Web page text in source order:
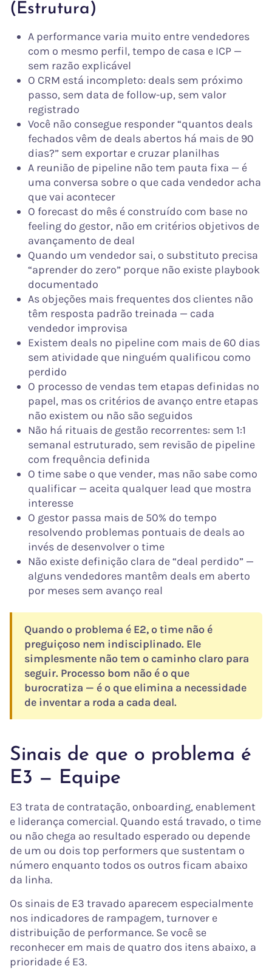
(Estrutura)
A performance varia muito entre vendedores
com o mesmo perfil, tempo de casa e ICP —
sem razão explicável
O CRM está incompleto: deals sem próximo
passo, sem data de follow-up, sem valor
registrado
Você não consegue responder “quantos deals
fechados vêm de deals abertos há mais de 90
dias?” sem exportar e cruzar planilhas
A reunião de pipeline não tem pauta fixa — é
uma conversa sobre o que cada vendedor acha
que vai acontecer
O forecast do mês é construído com base no
feeling do gestor, não em critérios objetivos de
avançamento de deal
Quando um vendedor sai, o substituto precisa
“aprender do zero” porque não existe playbook
documentado
As objeções mais frequentes dos clientes não
têm resposta padrão treinada — cada
vendedor improvisa
Existem deals no pipeline com mais de 60 dias
sem atividade que ninguém qualificou como
perdido
O processo de vendas tem etapas definidas no
papel, mas os critérios de avanço entre etapas
não existem ou não são seguidos
Não há rituais de gestão recorrentes: sem 1:1
semanal estruturado, sem revisão de pipeline
com frequência definida
O time sabe o que vender, mas não sabe como
qualificar — aceita qualquer lead que mostra
interesse
O gestor passa mais de 50% do tempo
resolvendo problemas pontuais de deals ao
invés de desenvolver o time
Não existe definição clara de “deal perdido” —
alguns vendedores mantêm deals em aberto
por meses sem avanço real
Quando o problema é E2, o time não é
preguiçoso nem indisciplinado. Ele
simplesmente não tem o caminho claro para
seguir. Processo bom não é o que
burocratiza — é o que elimina a necessidade
de inventar a roda a cada deal.
Sinais de que o problema é
E3 — Equipe
E3 trata de contratação, onboarding, enablement
e liderança comercial. Quando está travado, o time
ou não chega ao resultado esperado ou depende
de um ou dois top performers que sustentam o
número enquanto todos os outros ficam abaixo
da linha.
Os sinais de E3 travado aparecem especialmente
nos indicadores de rampagem, turnover e
distribuição de performance. Se você se
reconhecer em mais de quatro dos itens abaixo, a
prioridade é E3.